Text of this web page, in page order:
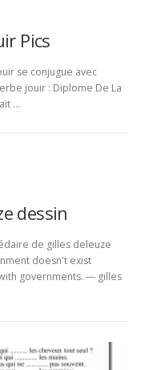
Pics
se conjugue avec
jouir : Diplome De La
…
dessin
de gilles deleuze
doesn't exist
governments. ― gilles